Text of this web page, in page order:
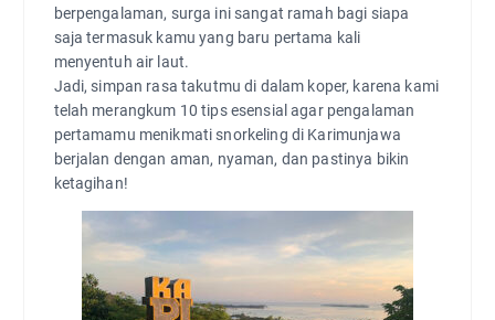
berpengalaman, surga ini sangat ramah bagi siapa
saja termasuk kamu yang baru pertama kali
menyentuh air laut.
Jadi, simpan rasa takutmu di dalam koper, karena kami
telah merangkum 10 tips esensial agar pengalaman
pertamamu menikmati snorkeling di Karimunjawa
berjalan dengan aman, nyaman, dan pastinya bikin
ketagihan!